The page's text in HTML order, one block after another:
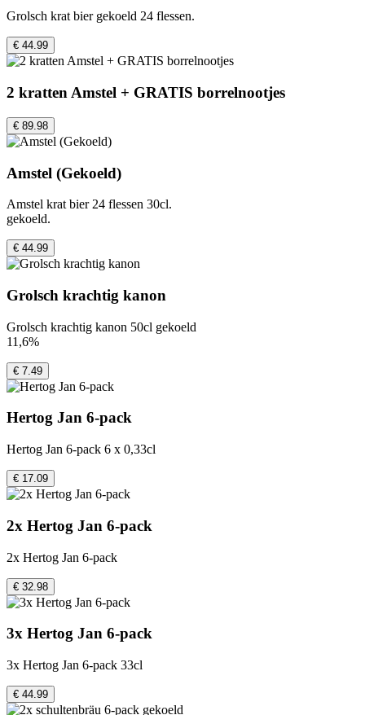
Grolsch krat bier gekoeld 24 flessen.
€ 44.99
2 kratten Amstel + GRATIS borrelnootjes
€ 89.98
Amstel (Gekoeld)
Amstel krat bier 24 flessen 30cl.
gekoeld.
€ 44.99
Grolsch krachtig kanon
Grolsch krachtig kanon 50cl gekoeld
11,6%
€ 7.49
Hertog Jan 6-pack
Hertog Jan 6-pack 6 x 0,33cl
€ 17.09
2x Hertog Jan 6-pack
2x Hertog Jan 6-pack
€ 32.98
3x Hertog Jan 6-pack
3x Hertog Jan 6-pack 33cl
€ 44.99